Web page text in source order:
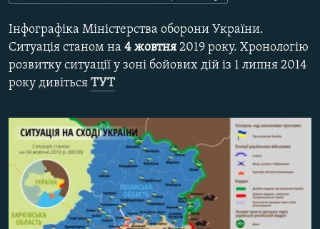
до
пошуку
СПОРТ
УКРАЇНА
ТИ ЯК?
СХЕМИ
КИТАЙ.ВИКЛИКИ
МУЛЬТИМЕДІА
ФОТО
СПЕЦПРОЄКТИ
ПОДКАСТИ
Інфографіка Міністерства оборони України.
Ситуація станом на 4 жовтня 2019 року. Хронологію
розвитку ситуації у зоні бойових дій із 1 липня 2014
року дивіться ТУТ